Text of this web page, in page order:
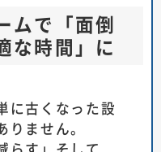
ムで「面倒
な時間」に
に古くなった設
ません。